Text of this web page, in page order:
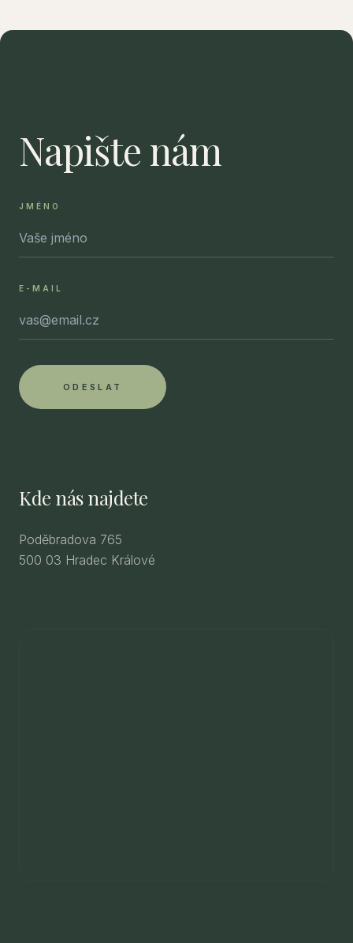
Napište nám
JMÉNO
E-MAIL
ODESLAT
Kde nás najdete
Poděbradova 765
500 03 Hradec Králové